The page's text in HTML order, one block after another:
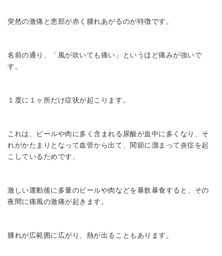
突然の激痛と患部が赤く腫れあがるのが特徴です。
名前の通り、「風が吹いても痛い」というほど痛みが強いで
す。
１度に１ヶ所だけ症状が起こります。
これは、ビールや肉に多く含まれる尿酸が血中に多くなり、そ
れがかたまりとなって血管から出て、関節に溜まって炎症を起
こしているためです。
激しい運動後に多量のビールや肉などを暴飲暴食すると、その
夜間に痛風の激痛が起きます。
腫れが広範囲に広がり、熱が出ることもあります。